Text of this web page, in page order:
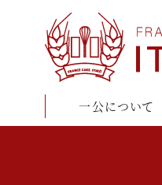
一公について